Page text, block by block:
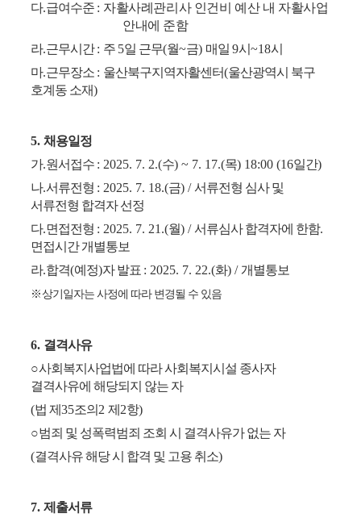
다.급여수준 : 자활사례관리사 인건비 예산 내 자활사업
안내에 준함
라.근무시간: 주 5일 근무(월~금) 매일 9시 ~18시
마.근무장소 : 울산북구지역자활센터(울산광역시 북구
호계동 소재)
5. 채용일정
가.원서접수 : 2025. 7. 2.(수) ~ 7. 17.(목) 18:00 (16일간)
나.서류전형 : 2025. 7. 18.(금) /서류전형 심사 및
서류전형 합격자 선정
다.면접전형 : 2025. 7. 21.(월) /서류심사 합격자에 한함.
면접시간 개별통보
라.합격(예정)자 발표 : 2025. 7. 22.(화) / 개별통보
※상기일자는 사정에 따라 변경될 수 있음
6. 결격사유
○사회복지사업법에 따라 사회복지시설 종사자
결격사유에 해당되지 않는 자
(법 제 35조의 2 제 2항)
○범죄 및 성폭력범죄 조회 시 결격사유가 없는 자
(결격사유 해당 시 합격 및 고용 취소)
7. 제출서류